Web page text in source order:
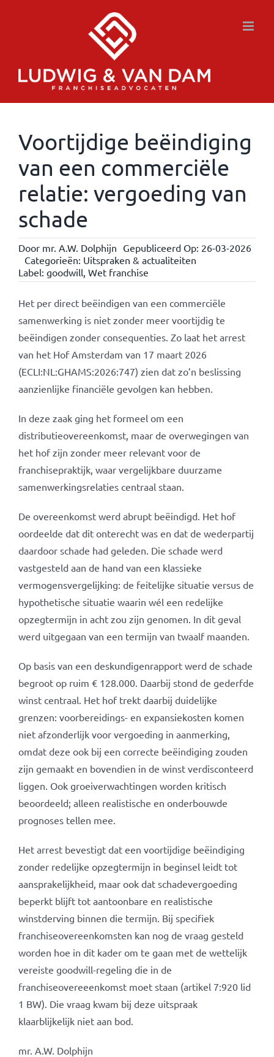
Voortijdige beëindiging
van een commerciële
relatie: vergoeding van
schade
Door mr. A.W. Dolphijn Gepubliceerd Op: 26-03-2026
Categorieën: Uitspraken & actualiteiten
Label: goodwill, Wet franchise
Het per direct beëindigen van een commerciële
samenwerking is niet zonder meer voortijdig te
beëindigen zonder consequenties. Zo laat het arrest
van het Hof Amsterdam van 17 maart 2026
(ECLI:NL:GHAMS:2026:747) zien dat zo’n beslissing
aanzienlijke financiële gevolgen kan hebben.
In deze zaak ging het formeel om een
distributieovereenkomst, maar de overwegingen van
het hof zijn zonder meer relevant voor de
franchisepraktijk, waar vergelijkbare duurzame
samenwerkingsrelaties centraal staan.
De overeenkomst werd abrupt beëindigd. Het hof
oordeelde dat dit onterecht was en dat de wederpartij
daardoor schade had geleden. Die schade werd
vastgesteld aan de hand van een klassieke
vermogensvergelijking: de feitelijke situatie versus de
hypothetische situatie waarin wél een redelijke
opzegtermijn in acht zou zijn genomen. In dit geval
werd uitgegaan van een termijn van twaalf maanden.
Op basis van een deskundigenrapport werd de schade
begroot op ruim € 128.000. Daarbij stond de gederfde
winst centraal. Het hof trekt daarbij duidelijke
grenzen: voorbereidings- en expansiekosten komen
niet afzonderlijk voor vergoeding in aanmerking,
omdat deze ook bij een correcte beëindiging zouden
zijn gemaakt en bovendien in de winst verdisconteerd
liggen. Ook groeiverwachtingen worden kritisch
beoordeeld; alleen realistische en onderbouwde
prognoses tellen mee.
Het arrest bevestigt dat een voortijdige beëindiging
zonder redelijke opzegtermijn in beginsel leidt tot
aansprakelijkheid, maar ook dat schadevergoeding
beperkt blijft tot aantoonbare en realistische
winstderving binnen die termijn. Bij specifiek
franchiseovereenkomsten kan nog de vraag gesteld
worden hoe in dit kader om te gaan met de wettelijk
vereiste goodwill-regeling die in de
franchiseovereeenkomst moet staan (artikel 7:920 lid
1 BW). Die vraag kwam bij deze uitspraak
klaarblijkelijk niet aan bod.
mr. A.W. Dolphijn